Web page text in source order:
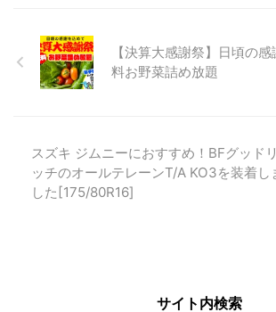
【決算大感謝祭】日頃の
料お野菜詰め放題
スズキ ジムニーにおすすめ！BFグッドリ
ッチのオールテレーンT/A KO3を装着し
した[175/80R16]
サイト内検索